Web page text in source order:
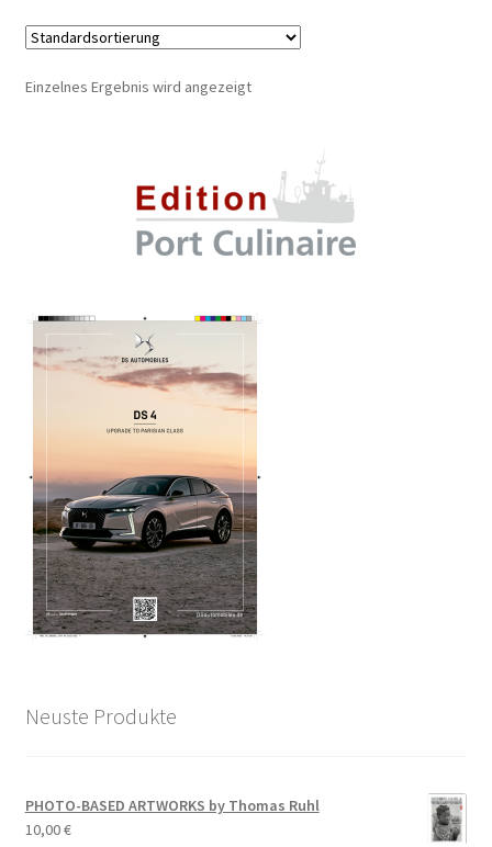
Einzelnes Ergebnis wird angezeigt
Neuste Produkte
PHOTO-BASED ARTWORKS by Thomas Ruhl
10,00€